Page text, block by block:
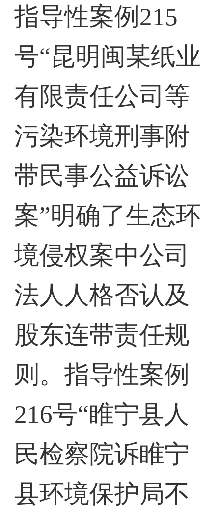
指导性案例215
号“昆明闽某纸业
有限责任公司等
污染环境刑事附
带民事公益诉讼
案”明确了生态环
境侵权案中公司
法人人格否认及
股东连带责任规
则。指导性案例
216号“睢宁县人
民检察院诉睢宁
县环境保护局不